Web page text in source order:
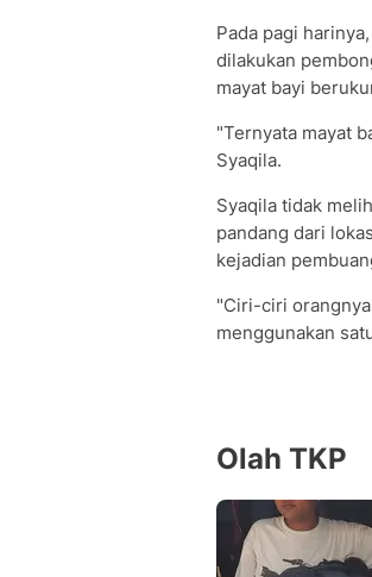
Pada pagi
dilakukan
mayat bayi
"Ternyata mayat
Syaqila.
Syaqila tidak
pandang dari
kejadian
"Ciri-ciri
menggunakan
Olah TKP